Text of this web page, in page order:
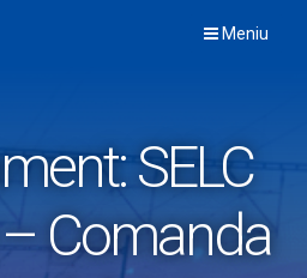
Meniu
SELC
Comanda